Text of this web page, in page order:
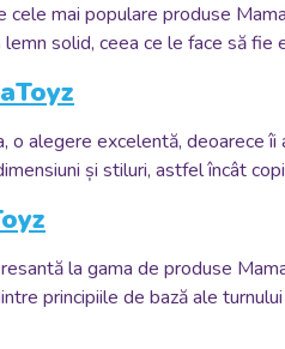
cele mai populare produse
solid, ceea ce le face să fie
o alegere excelentă, deoarece
și stiluri, astfel încât
la gama de produse
principiile de bază ale